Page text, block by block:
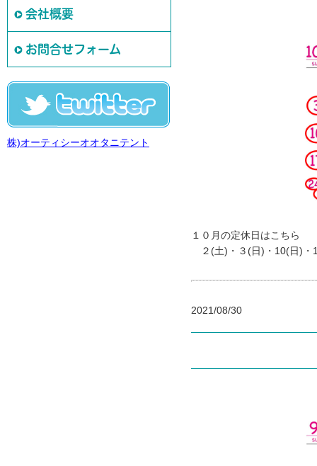
会社概要
お問合せフォーム
株)オーティシーオオタニテント
１０月の定休日はこちら
２(土)・３(日)・10(日)・
2021/08/30